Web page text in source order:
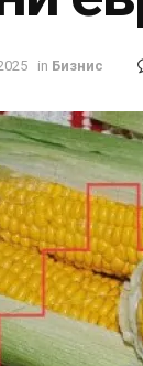
in Бизнис